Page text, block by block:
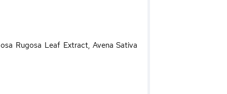
Rugosa Leaf Extract, Avena Sativa